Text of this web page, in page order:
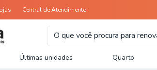
Central de Atendimento
Últimas unidades Quarto